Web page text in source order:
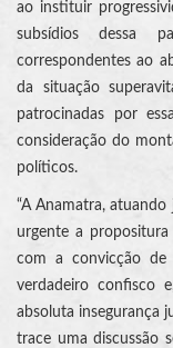
ao instituir
subsídios dessa
correspondentes ao
da situação
patrocinadas por
consideração do
políticos.
“A Anamatra,
urgente a
com a convicção de
verdadeiro confisco
absoluta insegurança
trace uma discussão